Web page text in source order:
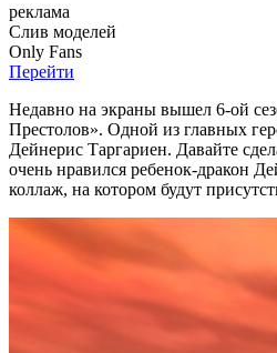
реклама
Слив моделей
Only Fans
Перейти
Недавно на экраны вышел 6-ой
Престолов». Одной из главных
Дейнерис Таргариен. Давайте
очень нравился ребенок-дракон
коллаж, на котором будут